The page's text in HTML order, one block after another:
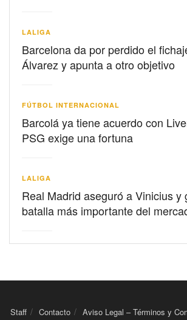
LALIGA
Barcelona da por perdido el
Álvarez y apunta a otro objetivo
FÚTBOL INTERNACIONAL
Barcolá ya tiene acuerdo con
PSG exige una fortuna
LALIGA
Real Madrid aseguró a Vinicius y
batalla más importante del
Staff Contacto Aviso Legal – Términos y